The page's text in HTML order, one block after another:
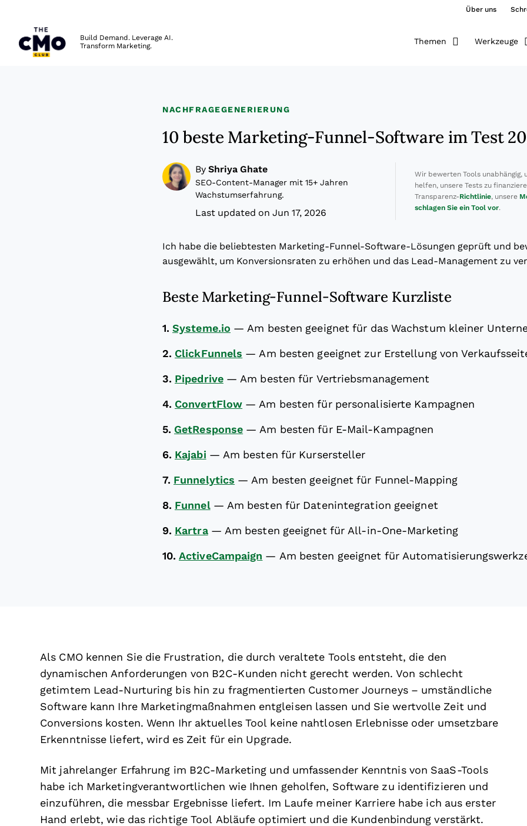
Über uns
Build Demand. Leverage AI.
Transform Marketing.
Themen Werkzeuge
NACHFRAGEGENERIERUNG
10 beste Marketing-Funnel-Software im Test
By Shriya Ghate
SEO-Content-Manager mit 15+ Jahren
Wachstumserfahrung.
Last updated on Jun 17, 2026
Wir bewerten Tools unabhängig,
helfen, unsere Tests zu
Transparenz-Richtlinie, unsere
schlagen Sie ein Tool vor.
Ich habe die beliebtesten Marketing-Funnel-Software-Lösungen geprüft und
ausgewählt, um Konversionsraten zu erhöhen und das Lead-Management zu
Beste Marketing-Funnel-Software Kurzliste
1. Systeme.io —Am besten geeignet für das Wachstum kleiner
2. ClickFunnels —Am besten geeignet zur Erstellung von
3. Pipedrive —Am besten für Vertriebsmanagement
4. ConvertFlow —Am besten für personalisierte Kampagnen
5. GetResponse —Am besten für E-Mail-Kampagnen
6. Kajabi — Am besten für Kursersteller
7. Funnelytics —Am besten geeignet für Funnel-Mapping
8. Funnel — Am besten für Datenintegration geeignet
9. Kartra — Am besten geeignet für All-in-One-Marketing
10. ActiveCampaign — Am besten geeignet für
Als CMO kennen Sie die Frustration, die durch veraltete Tools entsteht, die den
dynamischen Anforderungen von B2C-Kunden nicht gerecht werden. Von schlecht
getimtem Lead-Nurturing bis hin zu fragmentierten Customer Journeys – umständliche
Software kann Ihre Marketingmaßnahmen entgleisen lassen und Sie wertvolle Zeit und
Conversions kosten. Wenn Ihr aktuelles Tool keine nahtlosen Erlebnisse oder umsetzbare
Erkenntnisse liefert, wird es Zeit für ein Upgrade.
Mit jahrelanger Erfahrung im B2C-Marketing und umfassender Kenntnis von SaaS-Tools
habe ich Marketingverantwortlichen wie Ihnen geholfen, Software zu identifizieren und
einzuführen, die messbar Ergebnisse liefert. Im Laufe meiner Karriere habe ich aus erster
Hand erlebt, wie das richtige Tool Abläufe optimiert und die Kundenbindung verstärkt.